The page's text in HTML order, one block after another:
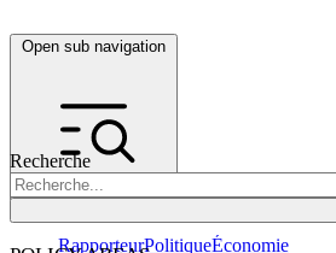
Open sub navigation
Recherche
RapporteurPolitiqueÉconomie